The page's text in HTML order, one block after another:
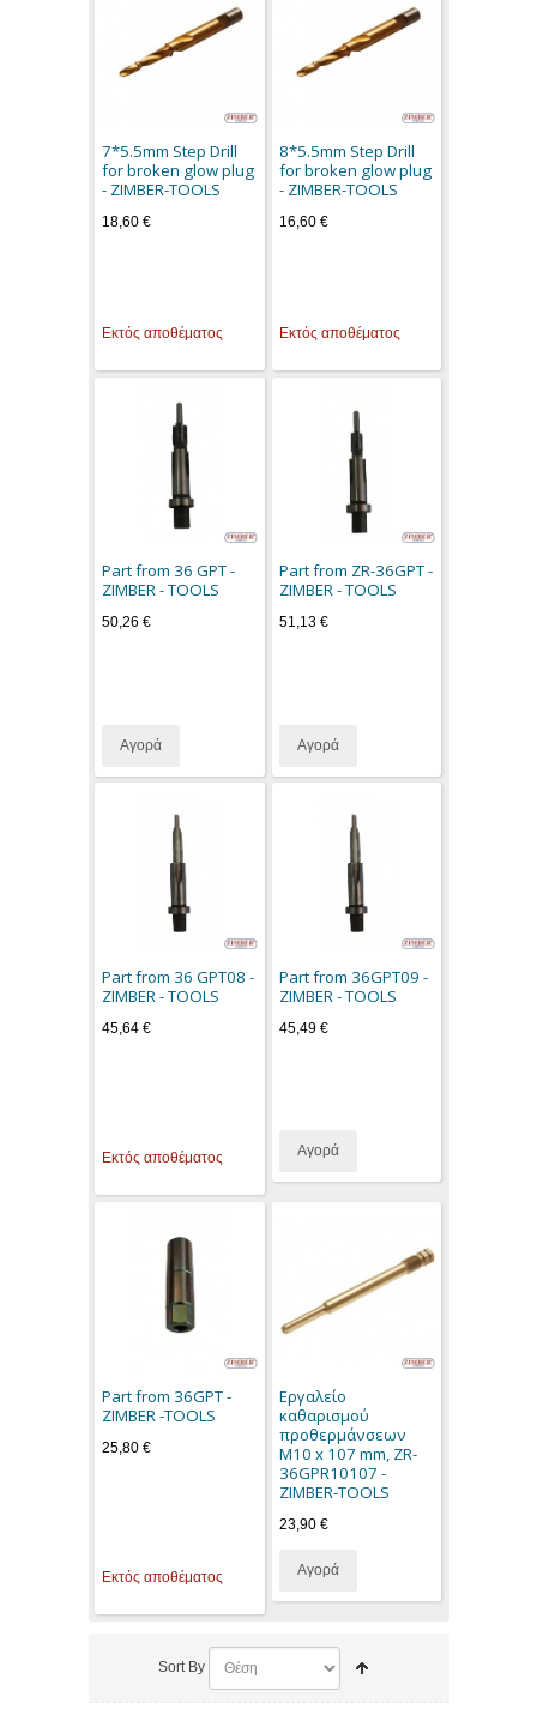
7*5.5mm Step Drill
for broken glow plug
- ZIMBER-TOOLS
18,60 €
Εκτός αποθέματος
8*5.5mm Step Drill
for broken glow plug
- ZIMBER-TOOLS
16,60 €
Εκτός αποθέματος
Part from 36 GPT -
ZIMBER - TOOLS
50,26 €
Αγορά
Part from ZR-36GPT -
ZIMBER - TOOLS
51,13 €
Αγορά
Part from 36 GPT08 -
ZIMBER - TOOLS
45,64 €
Εκτός αποθέματος
Part from 36GPT09 -
ZIMBER - TOOLS
45,49 €
Αγορά
Part from 36GPT -
ZIMBER -TOOLS
25,80 €
Εκτός αποθέματος
Εργαλείο
καθαρισμού
προθερμάνσεων
M10 x 107 mm, ZR-
36GPR10107 -
ZIMBER-TOOLS
23,90 €
Αγορά
Sort By